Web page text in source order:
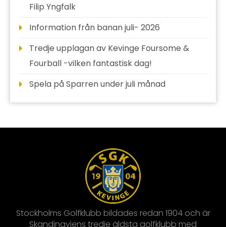
Filip Yngfalk
Information från banan juli- 2026
Tredje upplagan av Kevinge Foursome &
Fourball -vilken fantastisk dag!
Spela på Sparren under juli månad
Stockholms Golfklubb bildades redan 1904 och är
Skandinaviens tredje äldsta golfklubb med